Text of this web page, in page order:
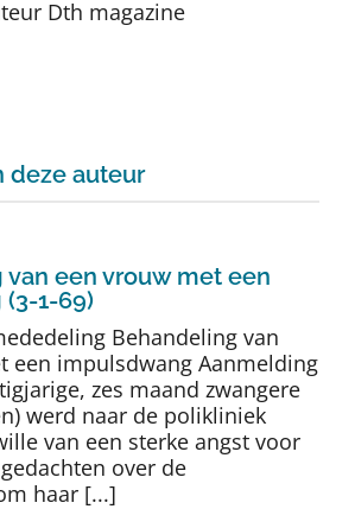
Dth magazine
deze auteur
een vrouw met een
1-69)
Behandeling van
een impulsdwang Aanmelding
zes maand zwangere
werd naar de polikliniek
van een sterke angst voor
over de
haar [...]